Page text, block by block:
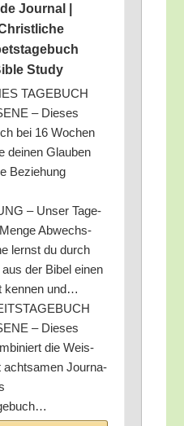
Jour­nal |
Study
TAGEBUCH
– Die­ses
bei 16 Wochen
dei­nen Glau­ben
Bezie­hung
– Unser Tage­
Abwechs­
lernst du durch
der Bibel einen
ken­nen und…
– Die­ses
die Weis­
acht­sa­men Jour­na­